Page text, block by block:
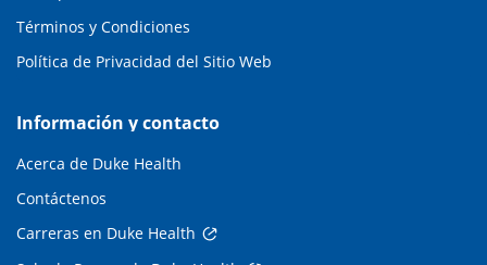
Términos y Condiciones
Política de Privacidad del Sitio Web
Información y contacto
Acerca de Duke Health
Contáctenos
Carreras en Duke Health